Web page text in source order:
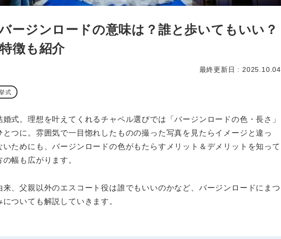
ージンロードの意味は？誰と歩いてもいい？
徴も紹介
最終更新日 : 2025.10.04
式
式。理想を叶えてくれるチャペル選びでは「バージンロードの色・長さ」
とつに。雰囲気で一目惚れしたものの撮った写真を見たらイメージと違っ
ためにも、バージンロードの色がもたらすメリット＆デメリットを知って
幅も広がります。
来、父親以外のエスコート役は誰でもいいのかなど、バージンロードにまつ
ついても解説していきます。